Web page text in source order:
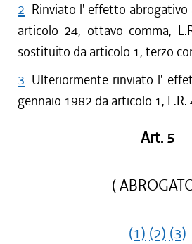
2 Rinviato l' effetto abrogativo
articolo 24, ottavo comma,
sostituito da articolo 1, terzo
3 Ulteriormente rinviato l'
gennaio 1982 da articolo 1,
Art. 5
(
(1) (2) (3)